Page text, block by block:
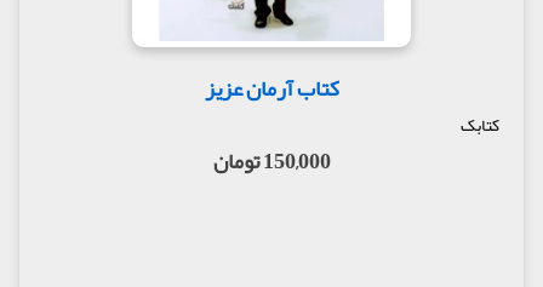
کتاب آرمان عزیز
کتابک
150,000 تومان